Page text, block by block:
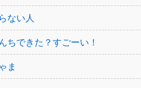
ない人
ちできた？すごーい！
ま